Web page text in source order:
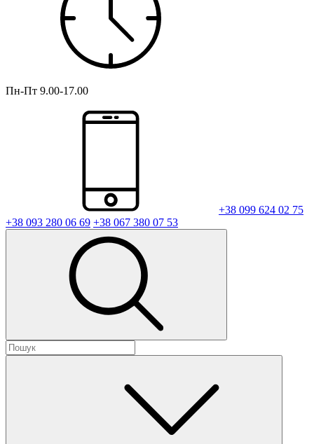
Пн-Пт 9.00-17.00
+38 099 624 02 75
+38 093 280 06 69 +38 067 380 07 53